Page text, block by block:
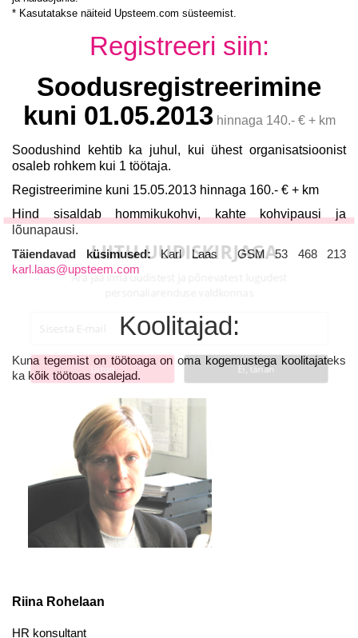
* Kasutatakse näiteid Upsteem.com süsteemist.
Registreeri siin:
Soodusregistreerimine
kuni 01.05.2013hinnaga 140.- € + km
Soodushind kehtib ka juhul, kui ühest organisatsioonist
osaleb rohkem kui 1 töötaja.
Registreerimine kuni 15.05.2013 hinnaga 160.- € + km
Hind sisaldab hommikukohvi, kahte kohvipausi ja
lõunapausi.
Täiendavad küsimused:Karl Laas GSM 53 468 213
karl.laas@upsteem.com
Koolitajad:
Kuna tegemist on töötoaga on oma kogemustega koolitajateks
ka kõik töötoas osalejad.
Riina Rohelaan
HR konsultant
LIITU UUDISKIRJAGA
Ära jää ilma uudistest ja põnevatest lugudest personaliarenduse
Ei, tänan
Liitun